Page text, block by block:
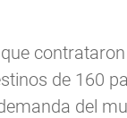
de 160
del